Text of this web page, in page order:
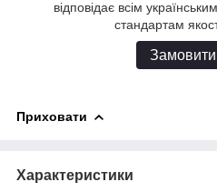
відповідає всім
стандартам
Замовити
Приховати
Характеристики